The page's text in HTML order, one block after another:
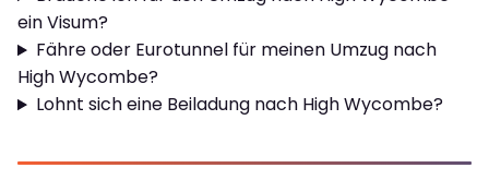
ein Visum?
Fähre oder Eurotunnel für meinen Umzug nach
High Wycombe?
Lohnt sich eine Beiladung nach High Wycombe?